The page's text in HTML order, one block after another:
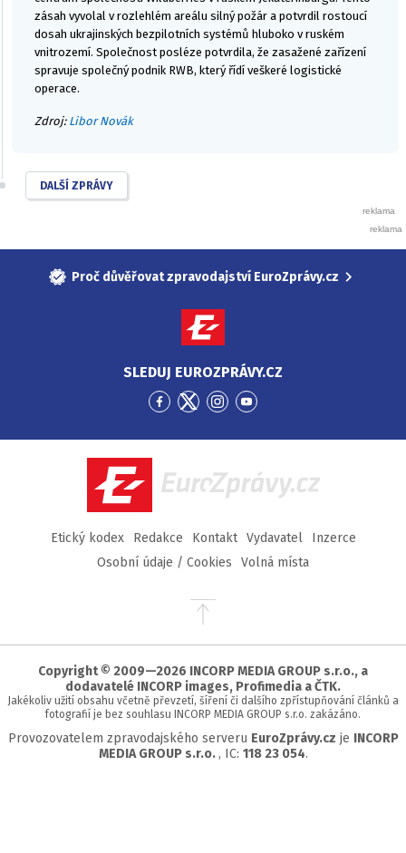
zásah vyvolal v rozlehlém areálu silný požár a potvrdil rostoucí
dosah ukrajinských bezpilotních systémů hluboko v ruském
vnitrozemí. Společnost posléze potvrdila, že zasažené zařízení
spravuje společný podnik RWB, který řídí veškeré logistické
operace.
Zdroj: Libor Novák
DALŠÍ ZPRÁVY
Proč důvěřovat zpravodajství EuroZprávy.cz
SLEDUJ EUROZPRÁVY.CZ
Přejít
Facebook
Přejít
Twitter
Přejít
Instagram
Přejít
YouTube
EuroZprávy.cz
Etický kodex Redakce Kontakt Vydavatel
Inzerce
Osobní údaje / Cookies
Volná místa
Přejít
stránky
Copyright © 2009—2026 INCORP MEDIA GROUP s.r.o., a
dodavatelé INCORP images, Profimedia a ČTK.
Jakékoliv užití obsahu včetně převzetí, šíření či dalšího zpřístupňování článků a
fotografií je bez souhlasu INCORP MEDIA GROUP s.r.o. zakázáno.
Provozovatelem zpravodajského serveru EuroZprávy.cz je INCORP
MEDIA GROUP s.r.o. , IC: 118 23 054.